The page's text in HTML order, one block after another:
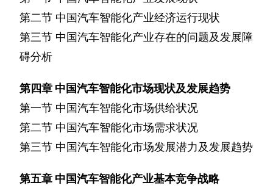
第二节 中国汽车智能化产业经济运行现状
第三节 中国汽车智能化产业存在的问题及发展障
碍分析
第四章 中国汽车智能化市场现状及发展趋势
第一节 中国汽车智能化市场供给状况
第二节 中国汽车智能化市场需求状况
第三节 中国汽车智能化市场发展潜力及发展趋势
第五章 中国汽车智能化产业基本竞争战略